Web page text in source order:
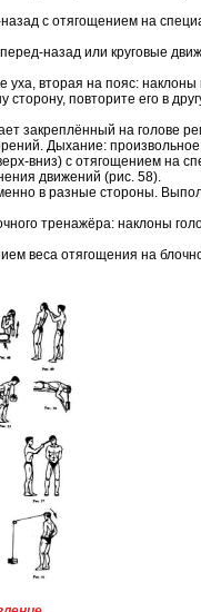
с отягощением на
назад или круговые
вторая на пояс: наклоны
повторите его в
закреплённый на голове
Дыхание:
вниз) с отягощением на
движений (рис. 58).
в разные стороны.
тренажёра: наклоны
веса отягощения на